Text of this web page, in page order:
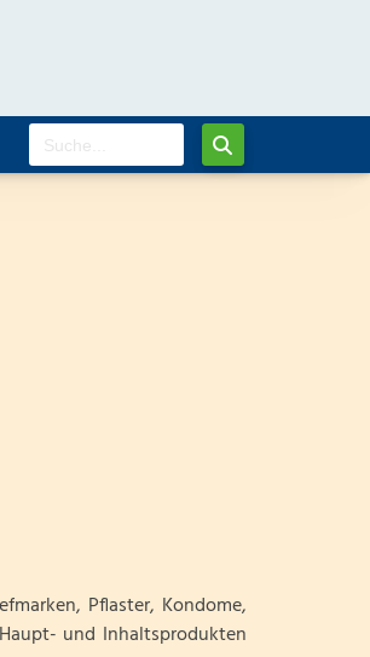
Pflaster, Kondome,
und Inhaltsprodukten